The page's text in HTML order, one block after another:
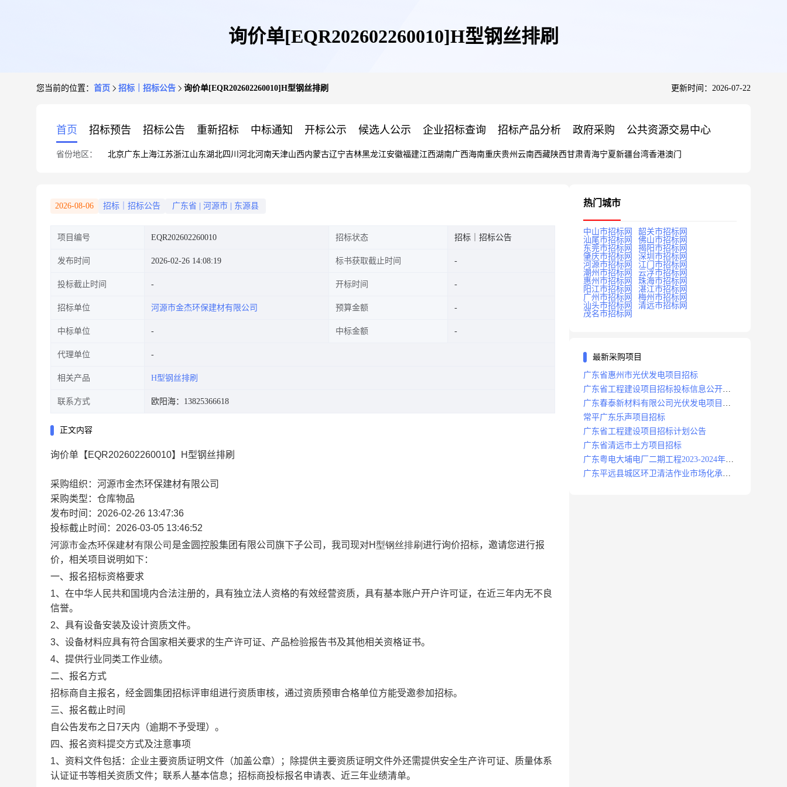
询价单[EQR202602260010]H型钢丝排刷
您当前的位置： 首页 招标｜招标公告 询价单[EQR202602260010]H型钢丝排刷 更新时间：2026-07-22
首页 招标预告 招标公告 重新招标 中标通知 开标公示 候选人公示 企业招标查询 招标产品分析 政府采购 公共资源交易中心
省份地区： 北京广东 上海江苏浙江山东湖北四川 河北河南天津山西内蒙古辽宁吉林黑龙江安徽福建江西湖南广西海南重庆贵州 云南西藏陕西甘肃青海宁夏新疆台湾香港澳门
2026-08-06 招标｜招标公告 广东省 河源市 东源县
项目编号 EQR202602260010 招标状态 招标｜招标公告
发布时间 2026-02-26 14:08:19 标书获取截止时间
投标截止时间 开标时间
招标单位 河源市金杰环保建材有限公司 预算金额
中标单位 中标金额
代理单位
相关产品 H型钢丝排刷
联系方式 欧阳海：13825366618
正文内容
询价单【EQR202602260010】H型钢丝排刷
采购组织：河源市金杰环保建材有限公司
采购类型：仓库物品
发布时间：2026-02-26 13:47:36
投标截止时间：2026-03-05 13:46:52
河源市金杰环保建材有限公司 是金圆控股集团有限公司旗下子公司 ，我司现对H型钢丝排刷进行询价招标，邀请您进行报
价，相关项目说明如下：
一、报名招标资格要求
1、在中华人民共和国境内合法注册的，具有独立法人资格的有效经营资质，具有基本账户开户许可证，在近三年内无不良
信誉。
2、具有设备安装及设计资质文件。
3、设备材料应具有符合国家相关要求的生产许可证、产品检验报告书及其他相关资格证书。
4、提供行业同类工作业绩。
二、报名方式
招标商自主报名，经金圆集团招标评审组进行资质审核，通过资质预审合格单位方能受邀参加招标。
三、报名截止时间
自公告发布之日 7天内（逾期不予受理）。
四、报名资料提交方式及注意事项
1、资料文件包括：企业主要资质证明文件（加盖公章）；除提供主要资质证明文件外还需提供安全生产许可证、质量体系
认证证书等相关资质文件；联系人基本信息；招标商投标报名申请表、近三年业绩清单。
热门城市
中山市招标网
韶关市招标网
汕尾市招标网
佛山市招标网
东莞市招标网
揭阳市招标网
肇庆市招标网
深圳市招标网
河源市招标网
江门市招标网
潮州市招标网
云浮市招标网
惠州市招标网
珠海市招标网
阳江市招标网
湛江市招标网
广州市招标网
梅州市招标网
汕头市招标网
清远市招标网
茂名市招标网
最新采购项目
广东省惠州市光伏发电项目招标
广东省工程建设项目招标投标信息公开目
录
广东春泰新材料有限公司光伏发电项目招
标
常平广东乐声项目招标
广东省工程建设项目招标计划公告
广东省清远市土方项目招标
广东粤电大埔电厂二期工程2023-2024年度
安保服务项目招标公告
广东平远县城区环卫清洁作业市场化承包